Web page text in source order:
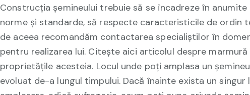
Construcția șemineului trebuie să se încadreze în anumite
norme și standarde, să respecte caracteristicile de ordin
de aceea recomandăm contactarea specialiștilor în
pentru realizarea lui. Citește aici articolul despre marmură
proprietățile acesteia. Locul unde poți amplasa un
evoluat de-a lungul timpului. Dacă înainte exista un singur